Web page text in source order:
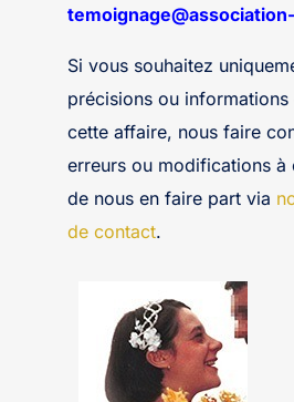
Si vous souhaitez
précisions ou informations
cette affaire, nous faire
erreurs ou modifications à
de nous en faire part via
de contact.